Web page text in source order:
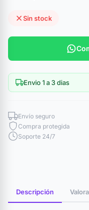
Sin stock
Envio 1 a 3 dias
Envío seguro
Compra protegida
Soporte 24/7
Descripción